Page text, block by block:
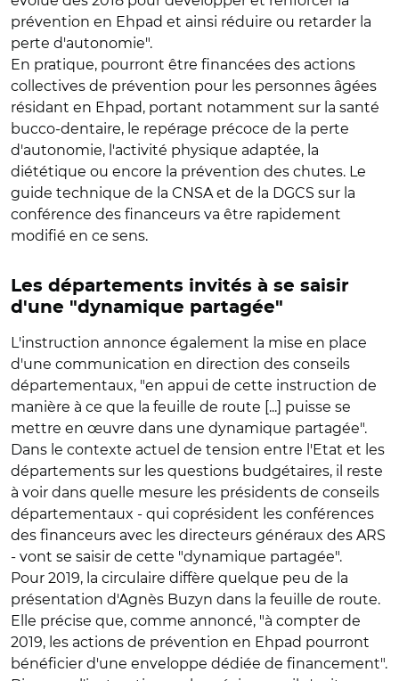
prévention en Ehpad et ainsi réduire ou retarder la
perte d'autonomie".
En pratique, pourront être financées des actions
collectives de prévention pour les personnes âgées
résidant en Ehpad, portant notamment sur la santé
bucco-dentaire, le repérage précoce de la perte
d'autonomie, l'activité physique adaptée, la
diététique ou encore la prévention des chutes. Le
guide technique de la CNSA et de la DGCS sur la
conférence des financeurs va être rapidement
modifié en ce sens.
Les départements invités à se saisir
d'une "dynamique partagée"
L'instruction annonce également la mise en place
d'une communication en direction des conseils
départementaux, "en appui de cette instruction de
manière à ce que la feuille de route [...] puisse se
mettre en œuvre dans une dynamique partagée".
Dans le contexte actuel de tension entre l'Etat et les
départements sur les questions budgétaires, il reste
à voir dans quelle mesure les présidents de conseils
départementaux - qui coprésident les conférences
des financeurs avec les directeurs généraux des ARS
- vont se saisir de cette "dynamique partagée".
Pour 2019, la circulaire diffère quelque peu de la
présentation d'Agnès Buzyn dans la feuille de route.
Elle précise que, comme annoncé, "à compter de
2019, les actions de prévention en Ehpad pourront
bénéficier d'une enveloppe dédiée de financement".